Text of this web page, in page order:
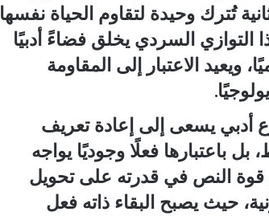
تُترك وحيدة لتقاوم الحياة نفسها
التوازي السردي يخلق فضاءً أدبيًا
الاعتبار إلى المقاومة
أدبي يسعى إلى إعادة تعريف
بل باعتبارها فعلًا وجوديًا يواجه
قوة النص في قدرته على تحويل
حيث يصبح البقاء ذاته فعل